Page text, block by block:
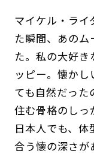
マイケル・ラ
た瞬間、あの
た。私の大好
ッピー。懐か
ても自然だった
住む骨格のしっ
日本人でも、
合う懐の深さが